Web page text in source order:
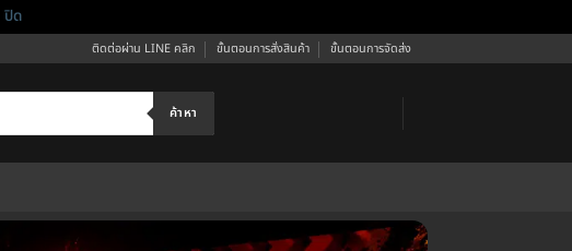
ปิด
ติดต่อผ่าน LINE คลิก ขั้นตอนการสั่งสินค้า ขั้นตอนการจัดส่ง
ค้าหา